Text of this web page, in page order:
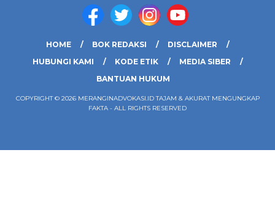
HOME BOK REDAKSI
DISCLAIMER
HUBUNGI KAMI
KODE ETIK
MEDIA SIBER
BANTUAN HUKUM
COPYRIGHT © 2026 MERANGINADVOKASI.ID TAJAM & AKURAT MENGUNGKAP
FAKTA - ALL RIGHTS RESERVED